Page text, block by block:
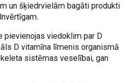
un šķiedrvielām bagāti produkti
pievienojas viedoklim par D
D vitamīna līmenis organismā
sistēmas veselībai, gan